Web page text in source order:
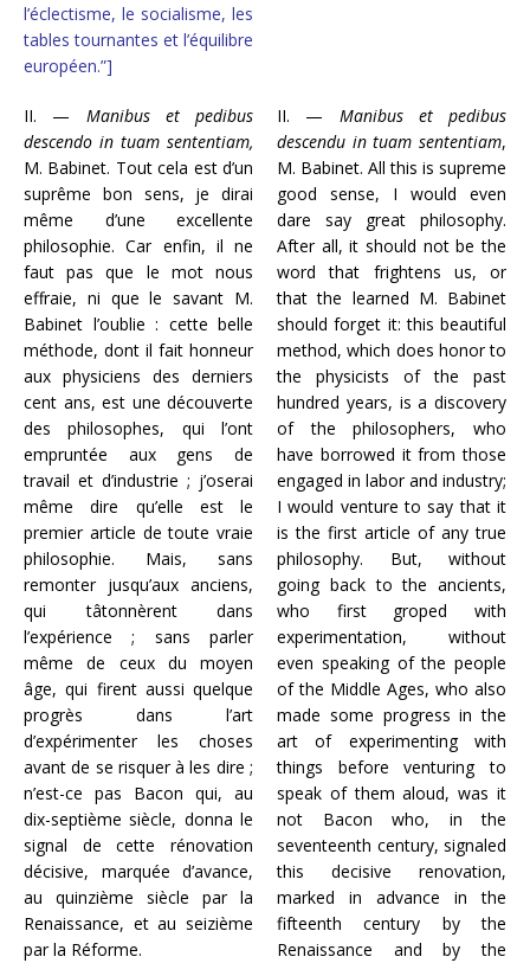
l’éclectisme, le socialisme, les
tables tournantes et l’équilibre
européen.”]
II. — Manibus et pedibus
descendo in tuam sententiam,
M. Babinet. Tout cela est d’un
suprême bon sens, je dirai
même d’une excellente
philosophie. Car enfin, il ne
faut pas que le mot nous
effraie, ni que le savant M.
Babinet l’oublie : cette belle
méthode, dont il fait honneur
aux physiciens des derniers
cent ans, est une découverte
des philosophes, qui l’ont
empruntée aux gens de
travail et d’industrie ; j’oserai
même dire qu’elle est le
premier article de toute vraie
philosophie. Mais, sans
remonter jusqu’aux anciens,
qui tâtonnèrent dans
l’expérience ; sans parler
même de ceux du moyen
âge, qui firent aussi quelque
progrès dans l’art
d’expérimenter les choses
avant de se risquer à les dire ;
n’est-ce pas Bacon qui, au
dix-septième siècle, donna le
signal de cette rénovation
décisive, marquée d’avance,
au quinzième siècle par la
Renaissance, et au seizième
par la Réforme.
II. — Manibus et pedibus
descendu in tuam sententiam,
M. Babinet. All this is supreme
good sense, I would even
dare say great philosophy.
After all, it should not be the
word that frightens us, or
that the learned M. Babinet
should forget it: this beautiful
method, which does honor to
the physicists of the past
hundred years, is a discovery
of the philosophers, who
have borrowed it from those
engaged in labor and industry;
I would venture to say that it
is the first article of any true
philosophy. But, without
going back to the ancients,
who first groped with
experimentation, without
even speaking of the people
of the Middle Ages, who also
made some progress in the
art of experimenting with
things before venturing to
speak of them aloud, was it
not Bacon who, in the
seventeenth century, signaled
this decisive renovation,
marked in advance in the
fifteenth century by the
Renaissance and by the